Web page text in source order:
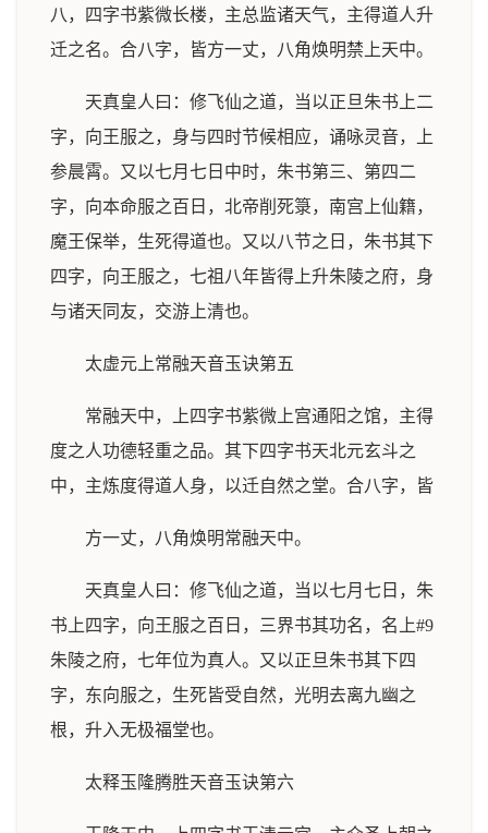
八，四字书紫微长楼，主总监诸天气，主得道人升
迁之名。合八字，皆方一丈，八角焕明禁上天中。
天真皇人曰：修飞仙之道，当以正旦朱书上二
字，向王服之，身与四时节候相应，诵咏灵音，上
参晨霄。又以七月七日中时，朱书第三、第四二
字，向本命服之百日，北帝削死箓，南宫上仙籍，
魔王保举，生死得道也。又以八节之日，朱书其下
四字，向王服之，七祖八年皆得上升朱陵之府，身
与诸天同友，交游上清也。
太虚元上常融天音玉诀第五
常融天中，上四字书紫微上宫通阳之馆，主得
度之人功德轻重之品。其下四字书天北元玄斗之
中，主炼度得道人身，以迁自然之堂。合八字，皆
方一丈，八角焕明常融天中。
天真皇人曰：修飞仙之道，当以七月七日，朱
书上四字，向王服之百日，三界书其功名，名上#9
朱陵之府，七年位为真人。又以正旦朱书其下四
字，东向服之，生死皆受自然，光明去离九幽之
根，升入无极福堂也。
太释玉隆腾胜天音玉诀第六